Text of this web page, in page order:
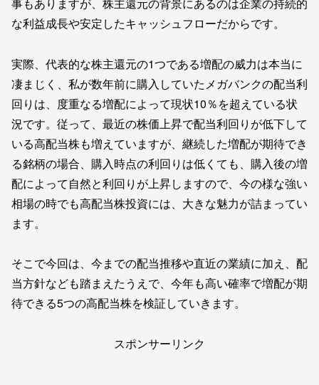
な利益成長や安定したキャッシュフローだからです。
実際、代表的な株主還元の1つである増配の威力は本当に
凄まじく、私が数年前に購入していたメガバンクの配当利
回りは、度重なる増配によって現状10％を超えている状
況です。従って、最近の株価上昇で配当利回りが低下して
いる高配当株も増えていますが、継続した増配が期待でき
る銘柄の場合、購入時点の利回りは低くても、購入後の増
配によって自然と利回りが上昇しますので、今の様な強い
相場の時でも高配当株投資には、大きな魅力が詰まってい
ます。
そこで今回は、今までの配当推移や直近の業績に加え、配
当方針なども踏まえたうえで、今年も高い確率で増配が期
待できる5つの高配当株を検証していきます。
スポンサーリンク